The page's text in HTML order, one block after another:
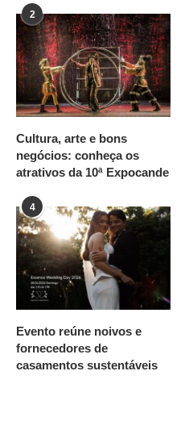
2
Cultura, arte e bons
negócios: conheça os
atrativos da 10ª Expocande
4
Evento reúne noivos e
fornecedores de
casamentos sustentáveis